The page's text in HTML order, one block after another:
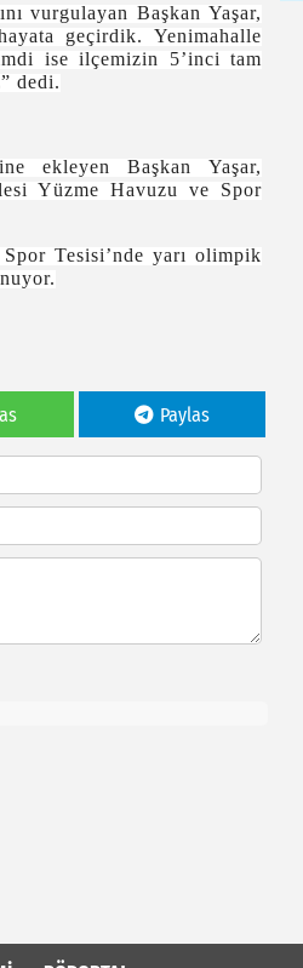
vurgulayan Başkan Yaşar,
geçirdik. Yenimahalle
ise ilçemizin 5’inci tam
dedi.
ekleyen Başkan Yaşar,
Yüzme Havuzu ve Spor
Tesisi’nde yarı olimpik
Paylas